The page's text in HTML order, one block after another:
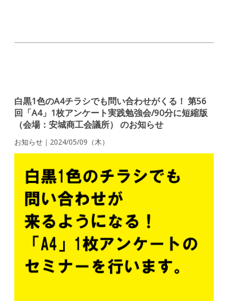
白黒1色のA4チラシでも問い合わせがくる！ 第56
回「A4」1枚アンケート実践勉強会/90分に短縮版
（会場：安城商工会議所） のお知らせ
お知らせ｜2024/05/09（木）